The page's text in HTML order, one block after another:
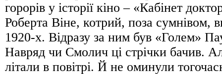
горорів у історії кіно – «Кабінет
Роберта Віне, котрий, поза сумнівом,
1920-х. Відразу за ним був «Голем»
Навряд чи Смолич ці стрічки бачив.
літали в повітрі. Й не оминули